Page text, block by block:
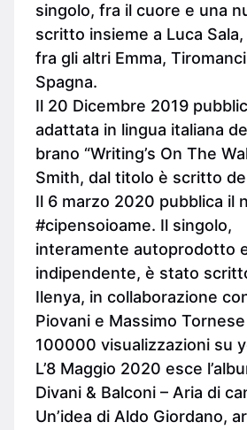
singolo, fra il cuore e una
scritto insieme a Luca
fra gli altri Emma,
Spagna.
Il 20 Dicembre 2019
adattata in lingua italiana
brano “Writing’s On The
Smith, dal titolo è scritto
Il 6 marzo 2020 pubblica il
#cipensoioame. Il singolo,
interamente autoprodotto
indipendente, è stato
Ilenya, in collaborazione
Piovani e Massimo
100000 visualizzazioni su
L’8 Maggio 2020 esce
Divani & Balconi – Aria di
Un’idea di Aldo Giordano,